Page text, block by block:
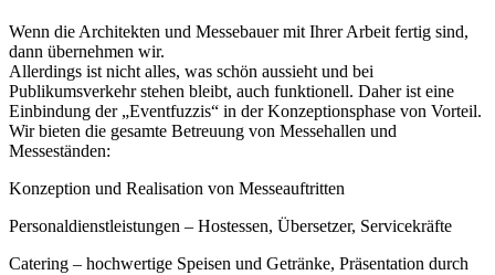
Wenn die Architekten und Messebauer mit Ihrer Arbeit fertig sind,
dann übernehmen wir.
Allerdings ist nicht alles, was schön aussieht und bei
Publikumsverkehr stehen bleibt, auch funktionell. Daher ist eine
Einbindung der „Eventfuzzis“ in der Konzeptionsphase von Vorteil.
Wir bieten die gesamte Betreuung von Messehallen und
Messeständen:
Konzeption und Realisation von Messeauftritten
Personaldienstleistungen – Hostessen, Übersetzer, Servicekräfte
Catering – hochwertige Speisen und Getränke, Präsentation durch